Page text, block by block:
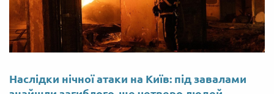
Наслідки нічної атаки на Київ: під завалами